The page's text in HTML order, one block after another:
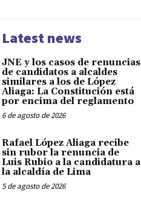
Latest news
JNE y los casos de renuncias
de candidatos a alcaldes
similares a los de López
Aliaga: La Constitución está
por encima del reglamento
6 de agosto de 2026
Rafael López Aliaga recibe
sin rubor la renuncia de
Luis Rubio a la candidatura a
la alcaldía de Lima
5 de agosto de 2026